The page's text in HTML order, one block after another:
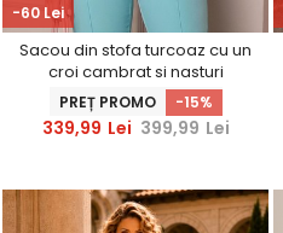
-60 Lei
Sacou din stofa turcoaz cu un
croi cambrat si nasturi
decorativi aurii- StarShinerS
PREȚ PROMO -15%
339,99 Lei 399,99 Lei